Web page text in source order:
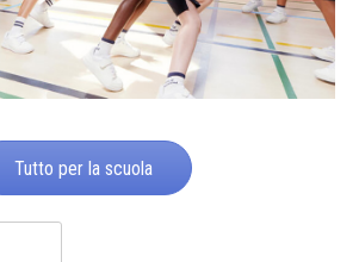
Tutto per la scuola